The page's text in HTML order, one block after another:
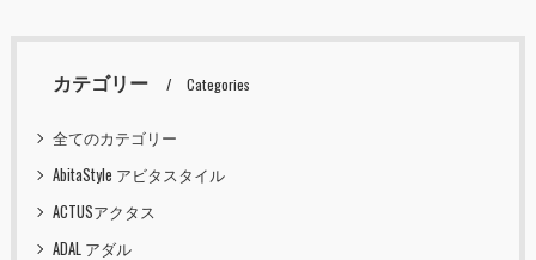
カテゴリー Categories
全てのカテゴリー
AbitaStyle アビタスタイル
ACTUSアクタス
ADAL アダル